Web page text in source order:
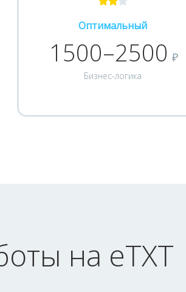
Оптимальный
1500–2500 ₽
Бизнес-логика
на eTXT